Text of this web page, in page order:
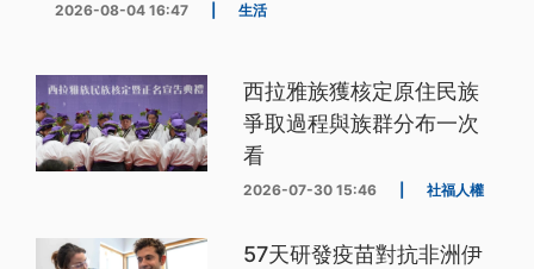
2026-08-04 16:47 生活
西拉雅族獲核定原住民族
爭取過程與族群分布一次
看
2026-07-30 15:46 社福人權
57天研發疫苗對抗非洲伊